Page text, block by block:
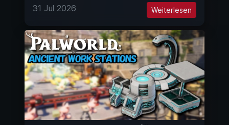
31 Jul 2026 Weiterlesen